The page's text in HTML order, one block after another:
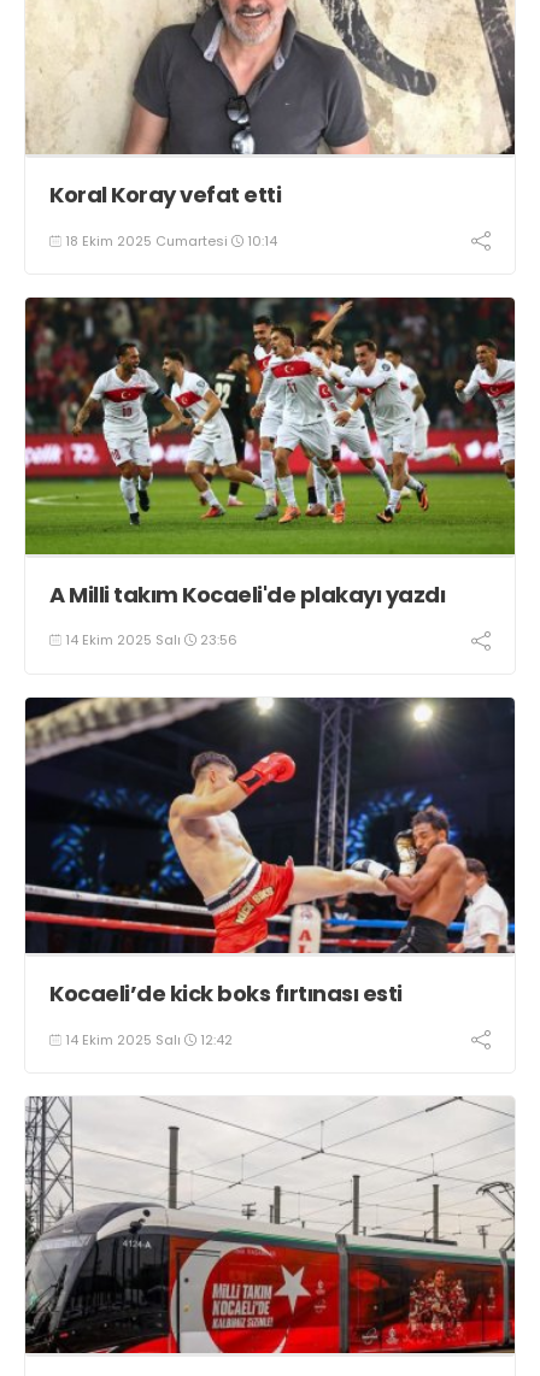
Koral Koray vefat etti
18 Ekim 2025 Cumartesi 10:14
A Milli takım Kocaeli'de plakayı yazdı
14 Ekim 2025 Salı 23:56
Kocaeli’de kick boks fırtınası esti
14 Ekim 2025 Salı 12:42